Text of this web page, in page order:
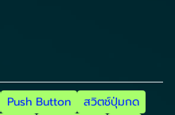
Push Button
สวิตช์ปุ่มกด